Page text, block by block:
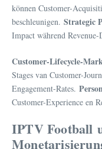
können Customer-
beschleunigen. Strategic
Impact während
Customer-Lifecycle-
Stages van Customer-
Engagement-Rates.
Customer-Experience en
IPTV Football